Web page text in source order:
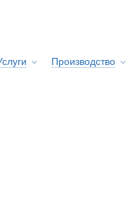
Производство